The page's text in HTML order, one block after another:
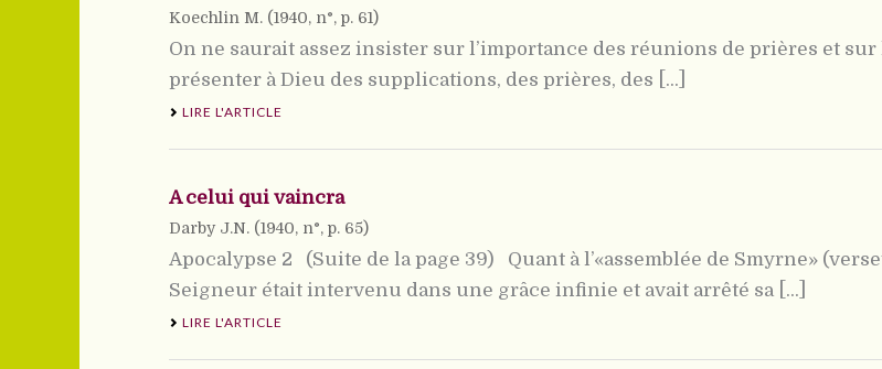
Koechlin M. (1940, n°, p. 61)
On ne saurait assez insister sur l’importance des réunions de prières et
présenter à Dieu des supplications, des prières, des [...]
LIRE L'ARTICLE
A celui qui vaincra
Darby J.N. (1940, n°, p. 65)
Apocalypse 2 (Suite de la page 39) Quant à l’«assemblée de Smyrne»
Seigneur était intervenu dans une grâce infinie et avait arrêté sa [...]
LIRE L'ARTICLE